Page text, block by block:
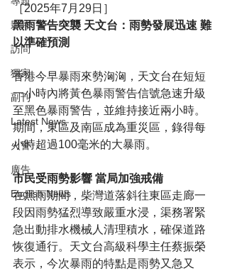
影片
訪問
獨家
副刊
Latest News
火警
廣告
English News
［2025年7月29日］
黑雨警告突襲 天文台：雨勢發展迅速 難
以準確預測
香港今早暴雨來勢洶洶，天文台在短短
一小時內將黃色暴雨警告信號急速升級
至黑色暴雨警告，並維持接近兩小時。
期間，東區及南區成為重災區，錄得每
小時超過100毫米的大暴雨。
市民受雨勢影響 當局加強戒備
在黑雨期間，柴灣道落斜往東區走廊一
段因雨勢猛烈導致嚴重水浸，渠務署緊
急出動排水機械人清理積水，確保道路
恢復通行。天文台高級科學主任蔡振榮
表示，今次暴雨的特點是雨勢又急又